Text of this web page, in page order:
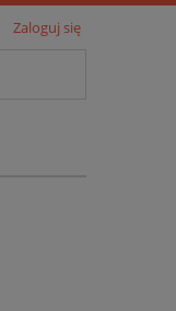
Zaloguj się